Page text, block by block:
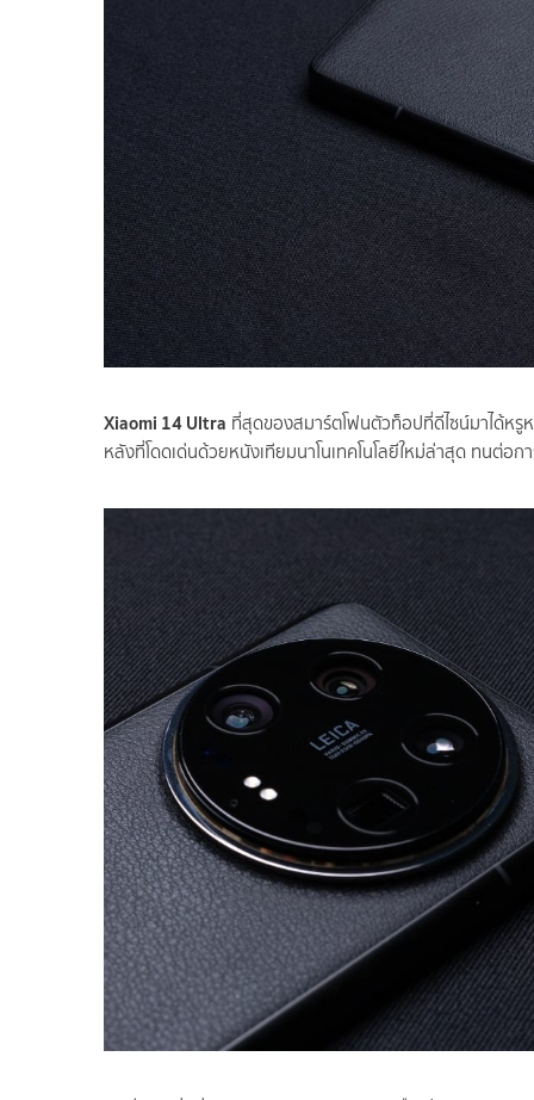
Xiaomi 14 Ultra ที่สุดของสมาร์ตโฟนตัวท็อปที่ดีไซน์มาได้ห
หลังที่โดดเด่นด้วยหนังเทียมนาโนเทคโนโลยีใหม่ล่าสุด ทนต่อ